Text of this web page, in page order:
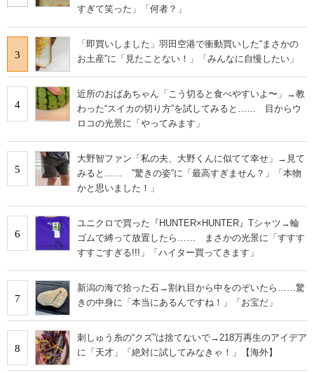
すぎて笑った」「何者？」
3
「即買いしました」羽田空港で衝動買いした“まさかの
お土産”に「見たことない！」「みんなに自慢したい」
4
近所のおばあちゃん「こう切ると食べやすいよ〜」→教
わった“スイカの切り方”を試してみると…… 目からウ
ロコの光景に「やってみます」
5
大野智ファン「私の夫、大野くんに似てて幸せ」→見て
みると…… ‟驚きの姿”に「最高すぎません？」「本物
かと思いました！」
6
ユニクロで買った『HUNTER×HUNTER』Tシャツ→輪
ゴムで縛って放置したら…… まさかの光景に「すすす
すすごすぎる!!!」「ハイター買ってきます」
7
新潟の海で拾った石→割れ目から中をのぞいたら……驚
きの中身に「本当にあるんですね！」「お宝だ」
8
刺しゅう糸の“クズ”は捨てないで→218万再生のアイデア
に「天才」「絶対に試してみなきゃ！」【海外】